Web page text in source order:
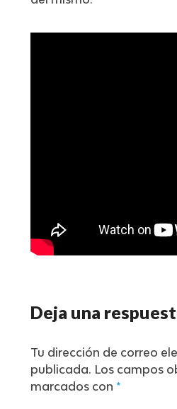
Deja una
Tu dirección de correo
publicada. Los campos
marcados con *